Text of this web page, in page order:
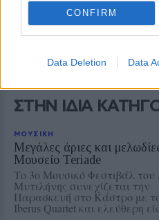
CONFIRM
Data Deletion Data
ΣΤΗΝ ΙΔΙΑ
ΜΟΥΣΙΚΗ
Μεγάλες άριες και
Μουσείο Teriade
Το 3ο Μουσικό Φεστιβάλ του
Μυτιλήνης συνεχίζεται την
Παρασκευή στο Κάστρο με
Iberus Quartet και ελεύθερη